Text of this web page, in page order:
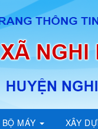
MÁY XÂY